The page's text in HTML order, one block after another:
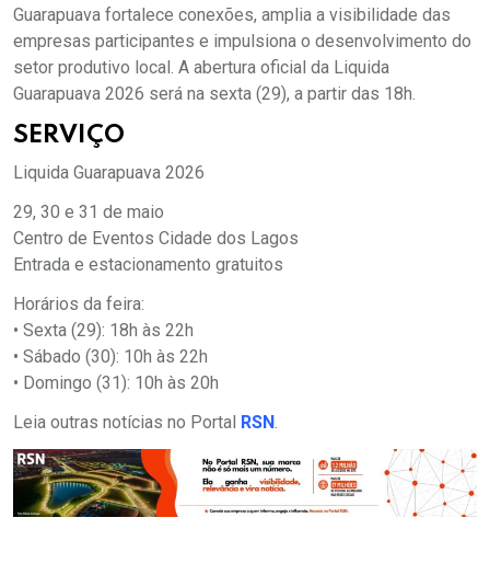
Guarapuava fortalece conexões, amplia a visibilidade das
empresas participantes e impulsiona o desenvolvimento do
setor produtivo local. A abertura oficial da Liquida
Guarapuava 2026 será na sexta (29), a partir das 18h.
SERVIÇO
Liquida Guarapuava 2026
29, 30 e 31 de maio
Centro de Eventos Cidade dos Lagos
Entrada e estacionamento gratuitos
Horários da feira:
• Sexta (29): 18h às 22h
• Sábado (30): 10h às 22h
• Domingo (31): 10h às 20h
Leia outras notícias no Portal RSN